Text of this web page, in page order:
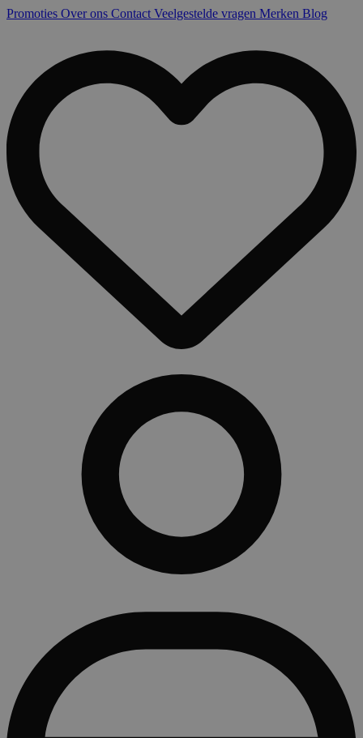
Promoties Over ons Contact Veelgestelde vragen Merken Blog